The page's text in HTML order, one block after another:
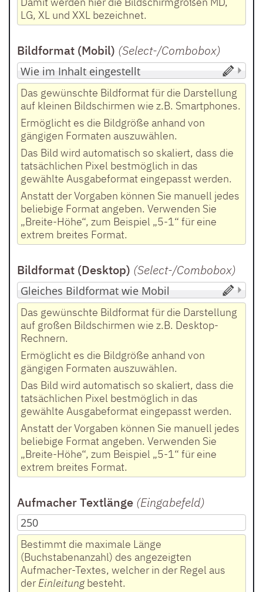
LG, XL und XXL bezeichnet.
Bildformat (Mobil) (Select-/Combobox)
Das gewünschte Bildformat für die Darstellung
auf kleinen Bildschirmen wie z.B. Smartphones.
Ermöglicht es die Bildgröße anhand von
gängigen Formaten auszuwählen.
Das Bild wird automatisch so skaliert, dass die
tatsächlichen Pixel bestmöglich in das
gewählte Ausgabeformat eingepasst werden.
Anstatt der Vorgaben können Sie manuell jedes
beliebige Format angeben. Verwenden Sie
„Breite-Höhe“, zum Beispiel „5-1“ für eine
extrem breites Format.
Bildformat (Desktop) (Select-/Combobox)
Das gewünschte Bildformat für die Darstellung
auf großen Bildschirmen wie z.B. Desktop-
Rechnern.
Ermöglicht es die Bildgröße anhand von
gängigen Formaten auszuwählen.
Das Bild wird automatisch so skaliert, dass die
tatsächlichen Pixel bestmöglich in das
gewählte Ausgabeformat eingepasst werden.
Anstatt der Vorgaben können Sie manuell jedes
beliebige Format angeben. Verwenden Sie
„Breite-Höhe“, zum Beispiel „5-1“ für eine
extrem breites Format.
Aufmacher Textlänge (Eingabefeld)
Bestimmt die maximale Länge
(Buchstabenanzahl) des angezeigten
Aufmacher-Textes, welcher in der Regel aus
derEinleitungbesteht.